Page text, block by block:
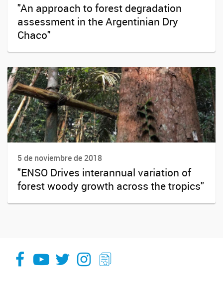
"An approach to forest degradation
assessment in the Argentinian Dry
Chaco"
5 de noviembre de 2018
"ENSO Drives interannual variation of
forest woody growth across the tropics"
facebook
youtube
Twitter
Instagram
LeChasquier Boletin Digital 70